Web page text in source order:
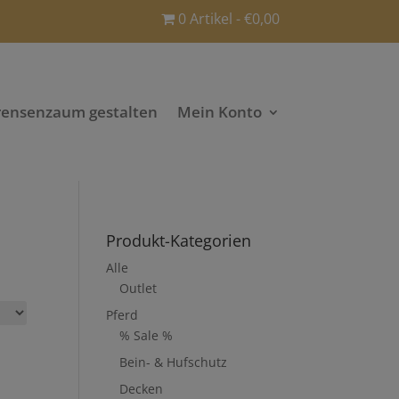
0 Artikel €0,00
gestalten Mein Konto
Produkt-Kategorien
Alle
Outlet
Pferd
% Sale %
Bein- & Hufschutz
Decken